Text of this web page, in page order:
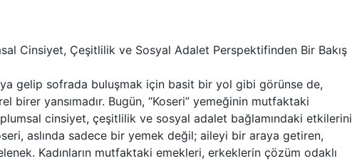
Cinsiyet, Çeşitlilik ve Sosyal Adalet Perspektifinden Bir Bakış
gelip sofrada buluşmak için basit bir yol gibi görünse de,
birer yansımadır. Bugün, “Koseri” yemeğinin mutfaktaki
cinsiyet, çeşitlilik ve sosyal adalet bağlamındaki etkilerini
aslında sadece bir yemek değil; aileyi bir araya getiren,
Kadınların mutfaktaki emekleri, erkeklerin çözüm odaklı